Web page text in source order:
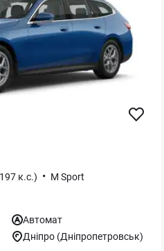
к.с.) • M Sport
Автомат
Дніпро (Дніпропетровськ)